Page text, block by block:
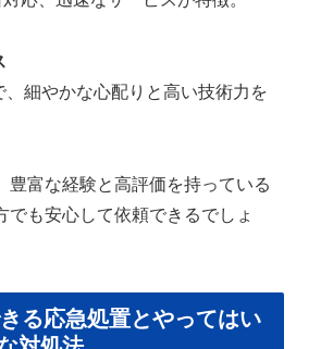
、細やかな心配りと高い技術力を
豊富な経験と高評価を持っている
でも安心して依頼できるでしょ
る応急処置とやってはい